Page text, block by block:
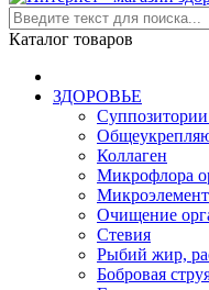
Каталог товаров
ЗДОРОВЬЕ
Коллаген
Микрофлора
Очищение
Стевия
Рыбий жир,
Бобровая